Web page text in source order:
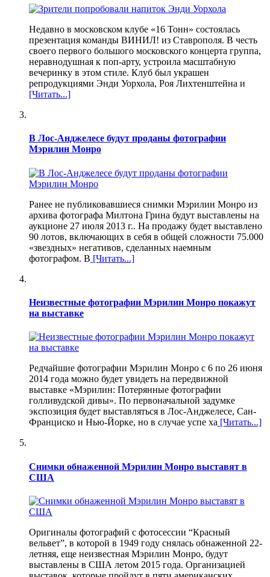
Недавно в московском клубе «16 Тонн» состоялась
презентация команды ВИНИЛ! из Ставрополя. В честь
своего первого большого московского концерта группа,
неравнодушная к поп-арту, устроила масштабную
вечеринку в этом стиле. Клуб был украшен
репродукциями Энди Уорхола, Роя Лихтенштейна и
[Читать...]
В Лос-Анджелесе будут проданы фотографии
Мэрилин Монро
Ранее не публиковавшиеся снимки Мэрилин Монро из
архива фотографа Милтона Грина будут выставлены на
аукционе 27 июля 2013 г.. На продажу будет выставлено
90 лотов, включающих в себя в общей сложности 75.000
«звездных» негативов, сделанных наемным
фотографом. В [Читать...]
Неизвестные фотографии Мэрилин Монро покажут
на выставке
Редчайшие фотографии Мэрилин Монро с 6 по 26 июня
2014 года можно будет увидеть на передвижной
выставке «Мэрилин: Потерянные фотографии
голливудской дивы». По первоначальной задумке
экспозиция будет выставляться в Лос-Анджелесе, Сан-
Франциско и Нью-Йорке, но в случае успе ха [Читать...]
Снимки обнаженной Мэрилин Монро выставят в
США
Оригиналы фотографий с фотосессии “Красный
вельвет”, в которой в 1949 году снялась обнаженной 22-
летняя, еще неизвестная Мэрилин Монро, будут
выставлены в США летом 2015 года. Организацией